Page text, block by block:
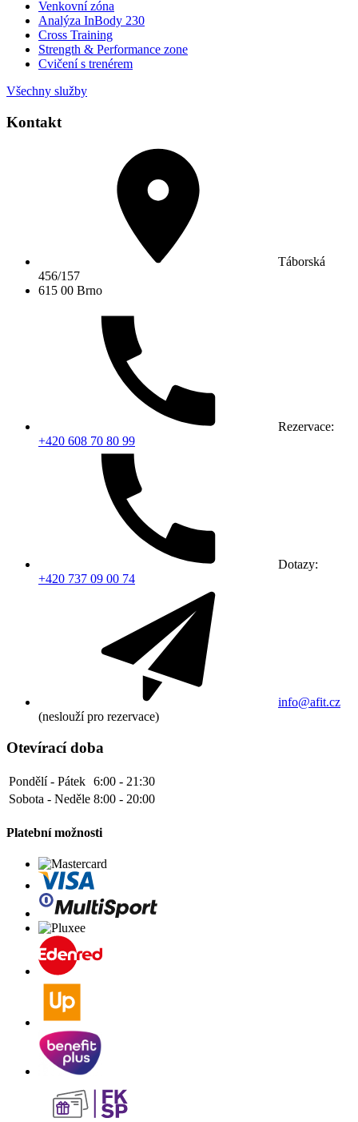
Venkovní zóna
Analýza InBody 230
Cross Training
Strength & Performance zone
Cvičení s trenérem
Všechny služby
Kontakt
Táborská
456/157
615 00 Brno
Rezervace:
+420 608 70 80 99
Dotazy:
+420 737 09 00 74
info@afit.cz
(neslouží pro rezervace)
Otevírací doba
Pondělí - Pátek 6:00 - 21:30
Sobota - Neděle 8:00 - 20:00
Platební možnosti